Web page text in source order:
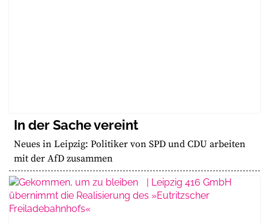
In der Sache vereint
Neues in Leipzig: Politiker von SPD und CDU arbeiten
mit der AfD zusammen